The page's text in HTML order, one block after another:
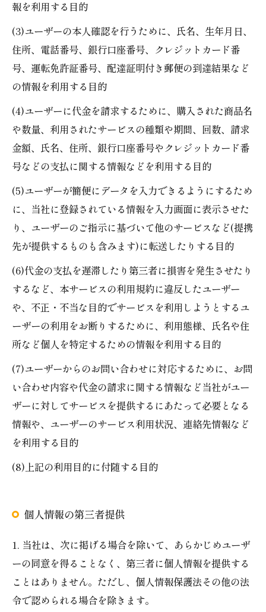
報を利用する目的
(3)ユーザーの本人確認を行うために、氏名、生年月日、
住所、電話番号、銀行口座番号、クレジットカード番
号、運転免許証番号、配達証明付き郵便の到達結果など
の情報を利用する目的
(4)ユーザーに代金を請求するために、購入された商品名
や数量、利用されたサービスの種類や期間、回数、請求
金額、氏名、住所、銀行口座番号やクレジットカード番
号などの支払に関する情報などを利用する目的
(5)ユーザーが簡便にデータを入力できるようにするため
に、当社に登録されている情報を入力画面に表示させた
り、ユーザーのご指示に基づいて他のサービスなど(提携
先が提供するものも含みます)に転送したりする目的
(6)代金の支払を遅滞したり第三者に損害を発生させたり
するなど、本サービスの利用規約に違反したユーザー
や、不正・不当な目的でサービスを利用しようとするユ
ーザーの利用をお断りするために、利用態様、氏名や住
所など個人を特定するための情報を利用する目的
(7)ユーザーからのお問い合わせに対応するために、お問
い合わせ内容や代金の請求に関する情報など当社がユー
ザーに対してサービスを提供するにあたって必要となる
情報や、ユーザーのサービス利用状況、連絡先情報など
を利用する目的
(8)上記の利用目的に付随する目的
個人情報の第三者提供
1. 当社は、次に掲げる場合を除いて、あらかじめユーザ
ーの同意を得ることなく、第三者に個人情報を提供する
ことはありません。ただし、個人情報保護法その他の法
令で認められる場合を除きます。